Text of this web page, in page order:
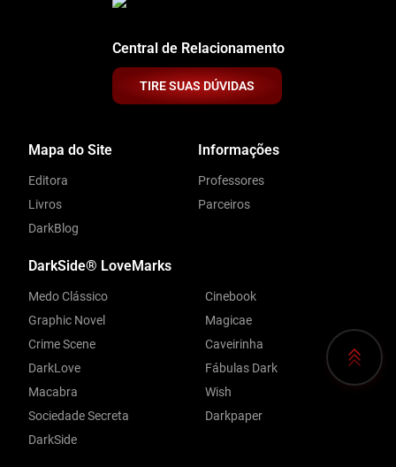
Central de Relacionamento
TIRE SUAS DÚVIDAS
Mapa do Site
Editora
Livros
DarkBlog
Informações
Professores
Parceiros
DarkSide® LoveMarks
Medo Clássico
Graphic Novel
Crime Scene
DarkLove
Macabra
Sociedade Secreta
DarkSide
Cinebook
Magicae
Caveirinha
Fábulas Dark
Wish
Darkpaper